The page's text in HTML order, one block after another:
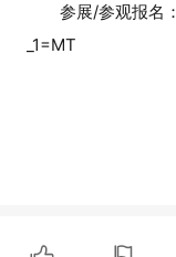
参展/参观报
_1=MT